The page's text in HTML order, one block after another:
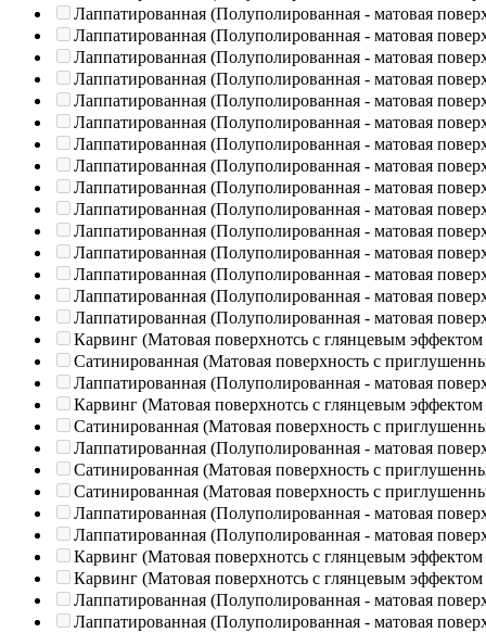
Лаппатированная (Полуполированная - матовая
Лаппатированная (Полуполированная - матовая
Лаппатированная (Полуполированная - матовая
Лаппатированная (Полуполированная - матовая
Лаппатированная (Полуполированная - матовая
Лаппатированная (Полуполированная - матовая
Лаппатированная (Полуполированная - матовая
Лаппатированная (Полуполированная - матовая
Лаппатированная (Полуполированная - матовая
Лаппатированная (Полуполированная - матовая
Лаппатированная (Полуполированная - матовая
Лаппатированная (Полуполированная - матовая
Лаппатированная (Полуполированная - матовая
Лаппатированная (Полуполированная - матовая
Лаппатированная (Полуполированная - матовая
Карвинг (Матовая поверхнотсь с глянцевым эффектом
Сатинированная (Матовая поверхность с
Лаппатированная (Полуполированная - матовая
Карвинг (Матовая поверхнотсь с глянцевым эффектом
Сатинированная (Матовая поверхность с
Лаппатированная (Полуполированная - матовая
Сатинированная (Матовая поверхность с
Сатинированная (Матовая поверхность с
Лаппатированная (Полуполированная - матовая
Лаппатированная (Полуполированная - матовая
Карвинг (Матовая поверхнотсь с глянцевым эффектом
Карвинг (Матовая поверхнотсь с глянцевым эффектом
Лаппатированная (Полуполированная - матовая
Лаппатированная (Полуполированная - матовая